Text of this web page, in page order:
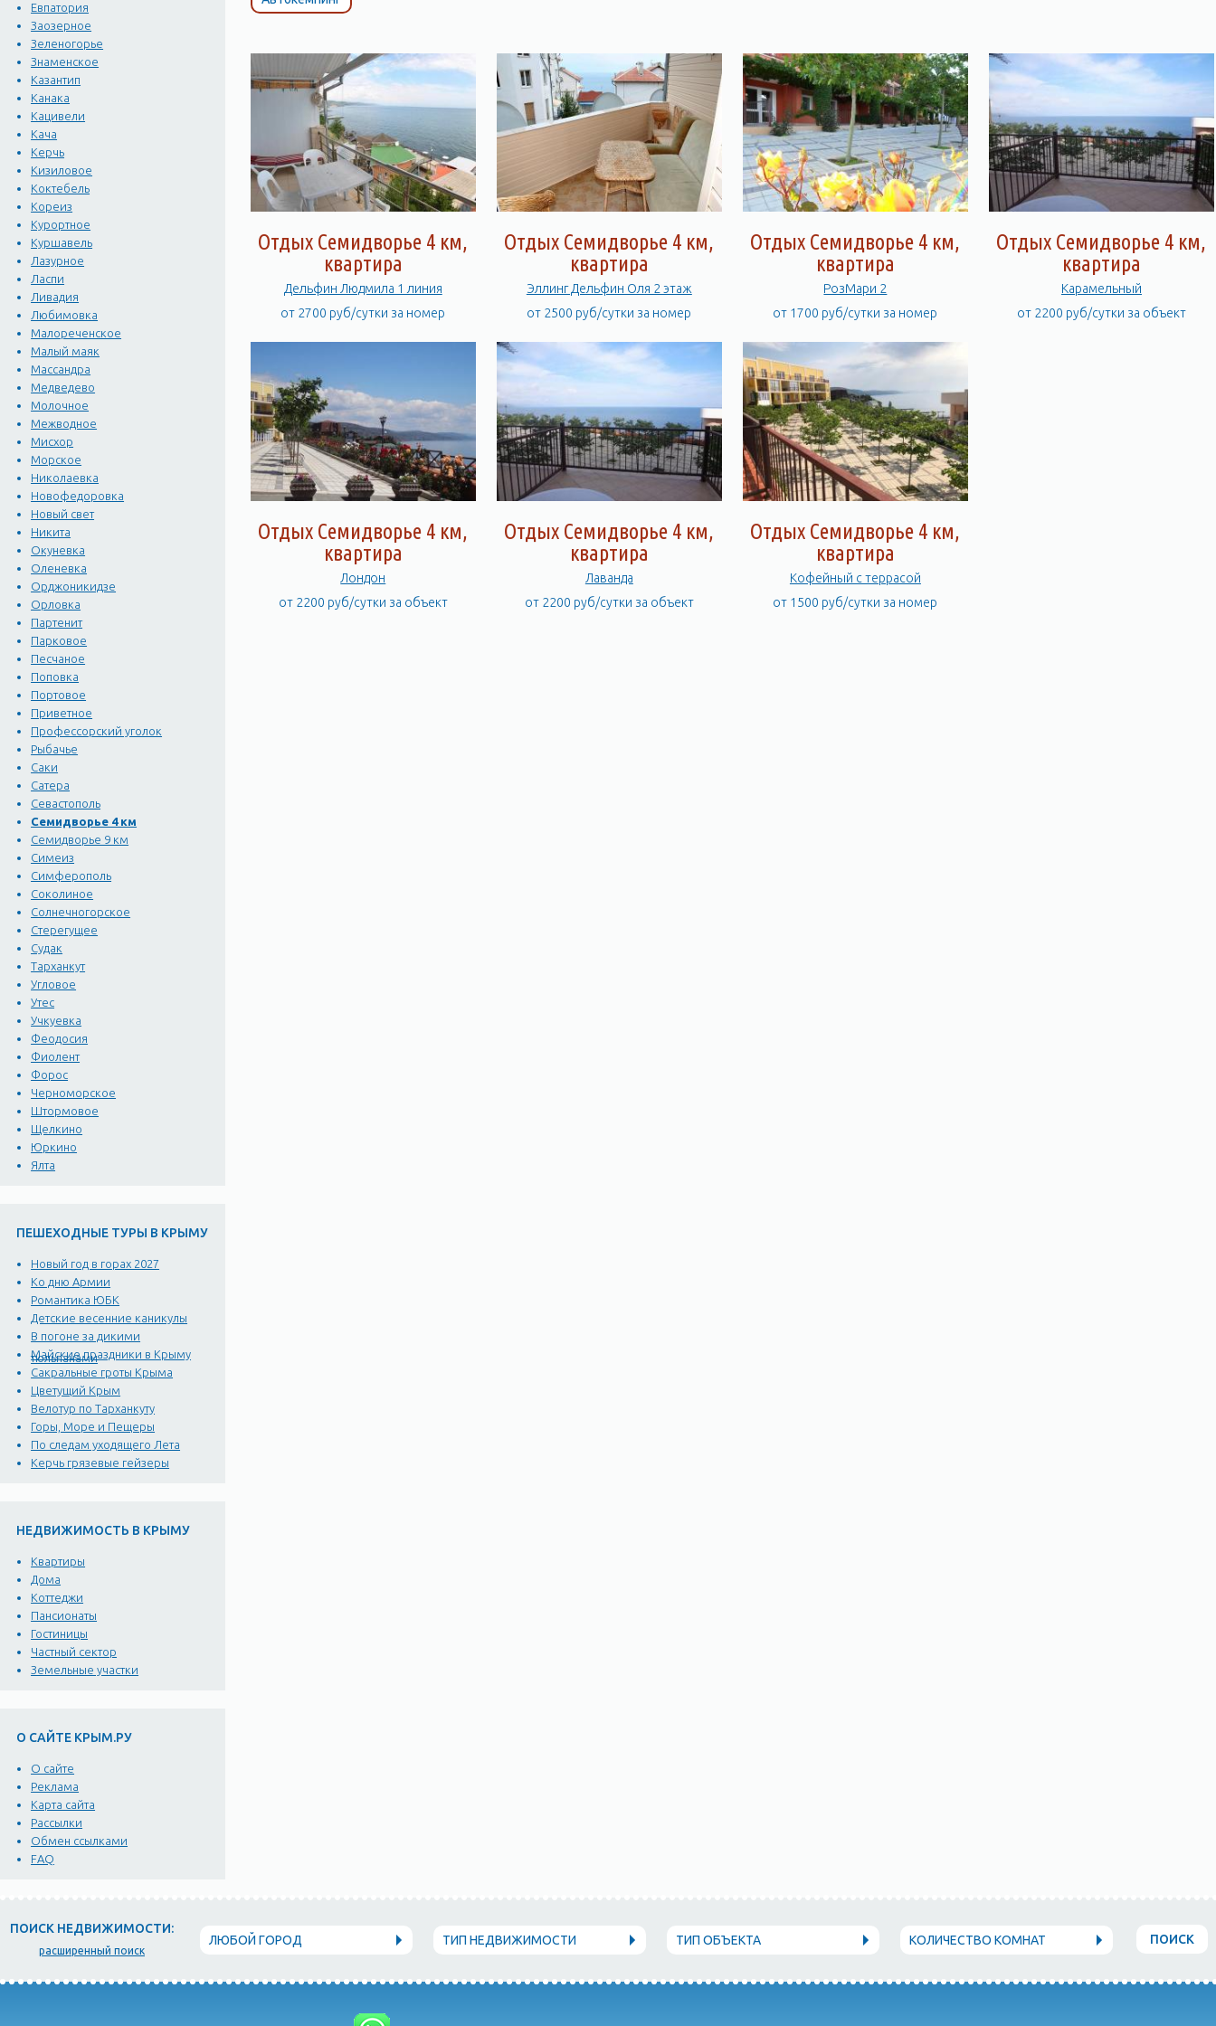
Евпатория
Заозерное
Зеленогорье
Знаменское
Казантип
Канака
Кацивели
Кача
Керчь
Кизиловое
Коктебель
Кореиз
Курортное
Куршавель
Лазурное
Ласпи
Ливадия
Любимовка
Малореченское
Малый маяк
Массандра
Медведево
Молочное
Межводное
Мисхор
Морское
Николаевка
Новофедоровка
Новый свет
Никита
Окуневка
Оленевка
Орджоникидзе
Орловка
Партенит
Парковое
Песчаное
Поповка
Портовое
Приветное
Профессорский уголок
Рыбачье
Саки
Сатера
Севастополь
Семидворье 4 км
Семидворье 9 км
Симеиз
Симферополь
Соколиное
Солнечногорское
Стерегущее
Судак
Тарханкут
Угловое
Утес
Учкуевка
Феодосия
Фиолент
Форос
Черноморское
Штормовое
Щелкино
Юркино
Ялта
ПЕШЕХОДНЫЕ ТУРЫ В КРЫМУ
Новый год в горах 2027
Ко дню Армии
Романтика ЮБК
Детские весенние каникулы
В погоне за дикими
тюльпанами
Майские праздники в Крыму
Сакральные гроты Крыма
Цветущий Крым
Велотур по Тарханкуту
Горы, Море и Пещеры
По следам уходящего Лета
Керчь грязевые гейзеры
НЕДВИЖИМОСТЬ В КРЫМУ
Квартиры
Дома
Коттеджи
Пансионаты
Гостиницы
Частный сектор
Земельные участки
О САЙТЕ КРЫМ.РУ
О сайте
Реклама
Карта сайта
Рассылки
Обмен ссылками
FAQ
Бесплатная охраняемая парковка
Холодная и горячая вода, электричество подаются круглосуточно и бесперебойно.
Рядом расположен кооператив Дельфин.
До набережной Алушты можно дойди по берегу моря за 30 минут пешком или 6 минут на автомобиле. Небольшая удаленность от Алушты позволит Вам
полноценно отдохнуть и не чувствовать себя оторванными от мира.
ИНФРАСТРУКТУРА
Территория Эллингов Дельфин закрыта и круглосуточно охраняется. До бесплатного галечного пляжа – от 5 до 75 метров в зависимости от эллинга.
Собственная набережная с лавочками, клумбами и фонтанами, детской площадкой, продовольственный магазин, фруктово-овощной ларек, газетный киоск и
киоск по продаже принадлежностей для купания и загарания. Бесплатная стоянка автомобиля рядом с эллингом. Предоставляется услуга
трансфера. Медсестра.
Эллинги Дельфин подключены к Интернету. Бесплатный Wi-Fi.
Терраса для загорания - это большая ровная площадка над морем площадью 600 кв. метров, которая примыкает непосредственно к пляжу и набережной
Эллингов Дельфин. На ней удобно отдыхать на шезлонгах, надувных матрасах, удобно устанавливать надувные бассейны и зонты. С террасы по лестницам
можно спуститься в море. Перед террасой находится двухуровневый крытый солярий, каждый этаж которого составляет 200 м.кв. Со второго этажа солярия
перед Вами откроется великолепный панорамный вид, здесь можно любоваться рассветами и закатами. Летом 2016 года второй ярус накрыт тентом.
Купаться будете в чистом море - канализация Эллингов подключена к канализационной сети г. Алушты.
Отдых Семидворье 4 км,
квартира
Дельфин Людмила 1 линия
от 2700 руб/сутки за номер
Отдых Семидворье 4 км,
квартира
Эллинг Дельфин Оля 2 этаж
от 2500 руб/сутки за номер
Отдых Семидворье 4 км,
квартира
РозМари 2
от 1700 руб/сутки за номер
Отдых Семидворье 4 км,
квартира
Карамельный
от 2200 руб/сутки за объект
Отдых Семидворье 4 км,
квартира
Лондон
от 2200 руб/сутки за объект
Отдых Семидворье 4 км,
квартира
Лаванда
от 2200 руб/сутки за объект
Отдых Семидворье 4 км,
квартира
Кофейный с террасой
от 1500 руб/сутки за номер
ПОИСК НЕДВИЖИМОСТИ:
расширенный поиск
ЛЮБОЙ ГОРОД ТИП НЕДВИЖИМОСТИ ТИП ОБЪЕКТА КОЛИЧЕСТВО КОМНАТ ПОИСК